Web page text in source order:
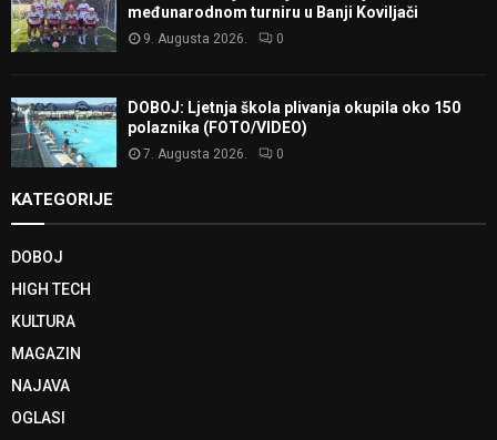
međunarodnom turniru u Banji Koviljači
9. Augusta 2026. 0
DOBOJ: Ljetnja škola plivanja okupila oko 150
polaznika (FOTO/VIDEO)
7. Augusta 2026. 0
KATEGORIJE
DOBOJ
HIGH TECH
KULTURA
MAGAZIN
NAJAVA
OGLASI